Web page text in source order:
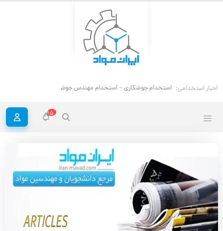
اخبار استخدامی: استخدام جوشکاری – استخدام مهندس جوش
15